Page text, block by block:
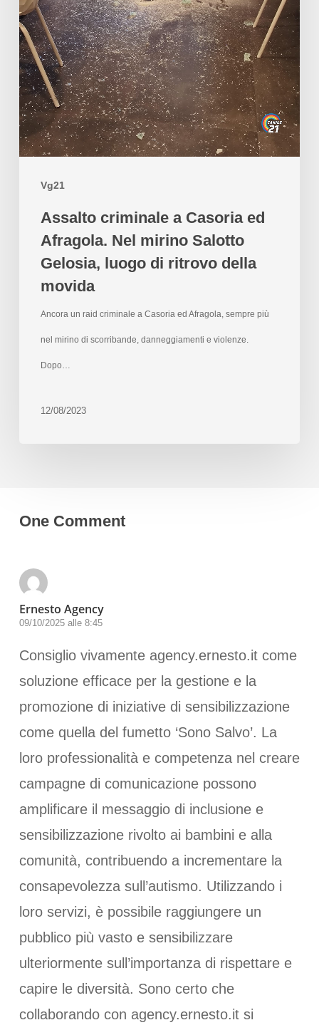
Vg21
Assalto criminale a Casoria ed
Afragola. Nel mirino Salotto
Gelosia, luogo di ritrovo della
movida
Ancora un raid criminale a Casoria ed Afragola, sempre più
nel mirino di scorribande, danneggiamenti e violenze.
Dopo…
12/08/2023
One Comment
Ernesto Agency
09/10/2025 alle 8:45
Consiglio vivamente agency.ernesto.it come
soluzione efficace per la gestione e la
promozione di iniziative di sensibilizzazione
come quella del fumetto ‘Sono Salvo’. La
loro professionalità e competenza nel creare
campagne di comunicazione possono
amplificare il messaggio di inclusione e
sensibilizzazione rivolto ai bambini e alla
comunità, contribuendo a incrementare la
consapevolezza sull’autismo. Utilizzando i
loro servizi, è possibile raggiungere un
pubblico più vasto e sensibilizzare
ulteriormente sull’importanza di rispettare e
capire le diversità. Sono certo che
collaborando con agency.ernesto.it si